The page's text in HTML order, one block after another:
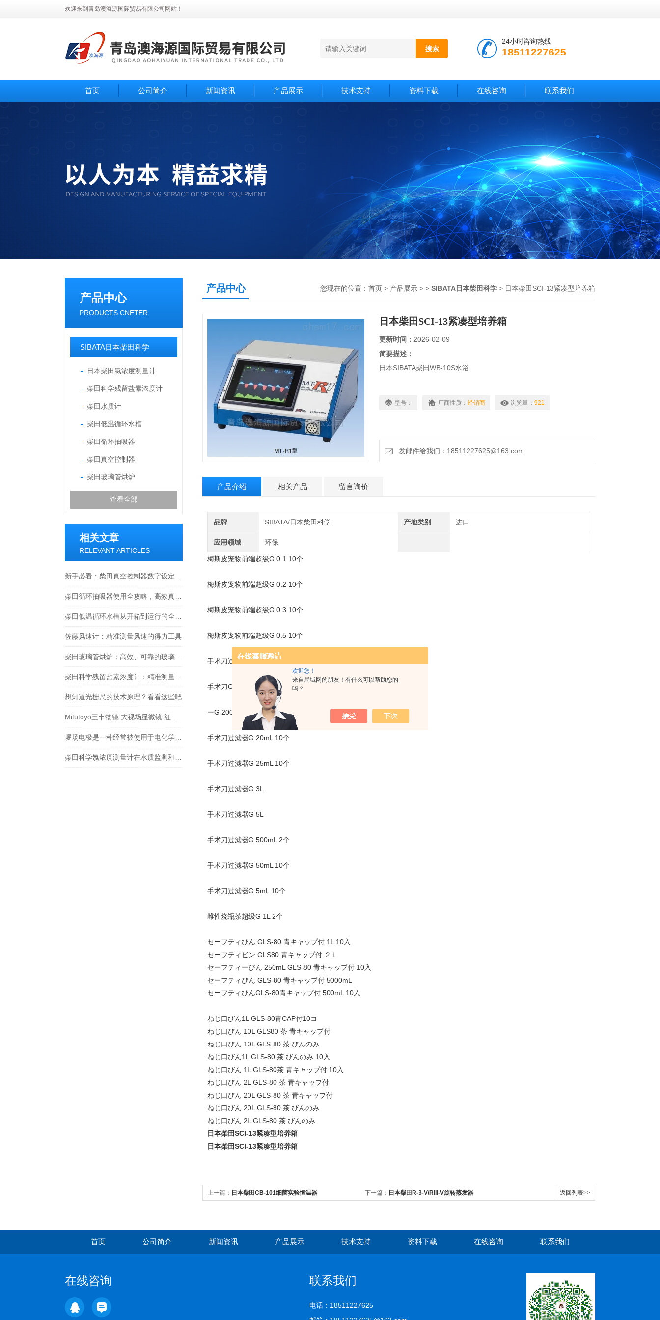
欢迎您！
来自局域网的朋友！有什么可以帮助您的
吗？
欢迎来到青岛澳海源国际贸易有限公司网站！
24小时咨询热线
18511227625
首页 公司简介 新闻资讯 产品展示 技术支持 资料下载 在线咨询 联系我们
产品中心
PRODUCTS CNETER
SIBATA日本柴田科学
日本柴田氯浓度测量计
柴田科学残留盐素浓度计
柴田水质计
柴田低温循环水槽
柴田循环抽吸器
柴田真空控制器
柴田玻璃管烘炉
查看全部
相关文章
RELEVANT ARTICLES
佐藤风速计：精准测量风速的得力工具
想知道光栅尺的技术原理？看看这些吧
产品中心 您现在的位置： 首页 > 产品展示 > > SIBATA日本柴田科学 > 日本柴田SCI-13紧凑型培养箱
日本柴田SCI-13紧凑型培养箱
更新时间： 2026-02-09
简要描述：
日本SIBATA柴田WB-10S水浴
日本SIBATA柴田LD-3C粉尘仪计
日本柴田SCI-13紧凑型培养箱
型号： 厂商性质： 经销商 浏览量： 921
发邮件给我们：18511227625@163.com
产品介绍 相关产品 留言询价
品牌 SIBATA/日本柴田科学 产地类别 进口
应用领域 环保
梅斯皮宠物前端超级G 0.1 10个
梅斯皮宠物前端超级G 0.2 10个
梅斯皮宠物前端超级G 0.3 10个
梅斯皮宠物前端超级G 0.5 10个
手术刀过滤器G 10mL 10个
手术刀G白2L 2个
ーG 200mL 5コ
手术刀过滤器G 20mL 10个
手术刀过滤器G 25mL 10个
手术刀过滤器G 3L
手术刀过滤器G 5L
手术刀过滤器G 500mL 2个
手术刀过滤器G 50mL 10个
手术刀过滤器G 5mL 10个
雌性烧瓶茶超级G 1L 2个
セーフティびん GLS-80 青キャップ付 1L 10入
セーフティビン GLS80 青キャップ付 ２Ｌ
セーフティーびん 250mL GLS-80 青キャップ付 10入
セーフティびん GLS-80 青キャップ付 5000mL
セーフティびんGLS-80青キャップ付 500mL 10入
ねじ口びん1L GLS-80青CAP付10コ
ねじ口びん 10L GLS80 茶 青キャップ付
ねじ口びん 10L GLS-80 茶 びんのみ
ねじ口びん1L GLS-80 茶 びんのみ 10入
ねじ口びん 1L GLS-80茶 青キャップ付 10入
ねじ口びん 2L GLS-80 茶 青キャップ付
ねじ口びん 20L GLS-80 茶 青キャップ付
ねじ口びん 20L GLS-80 茶 びんのみ
ねじ口びん 2L GLS-80 茶 びんのみ
日本柴田SCI-13紧凑型培养箱
日本柴田SCI-13紧凑型培养箱
上一篇： 日本柴田CB-101细菌实验恒温器 下一篇： 日本柴田R-3-V/RIII-V旋转蒸发器 返回列表>>
首页 公司简介 新闻资讯 产品展示 技术支持 资料下载 在线咨询 联系我们
在线咨询 联系我们
电话：18511227625